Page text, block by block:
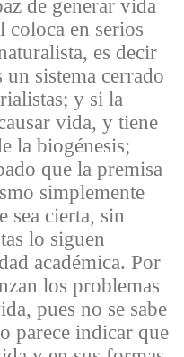
de generar vida
coloca en serios
es decir
sistema cerrado
y si la
vida, y tiene
la biogénesis;
que la premisa
simplemente
sea cierta, sin
lo siguen
académica. Por
los problemas
pues no se sabe
parece indicar que